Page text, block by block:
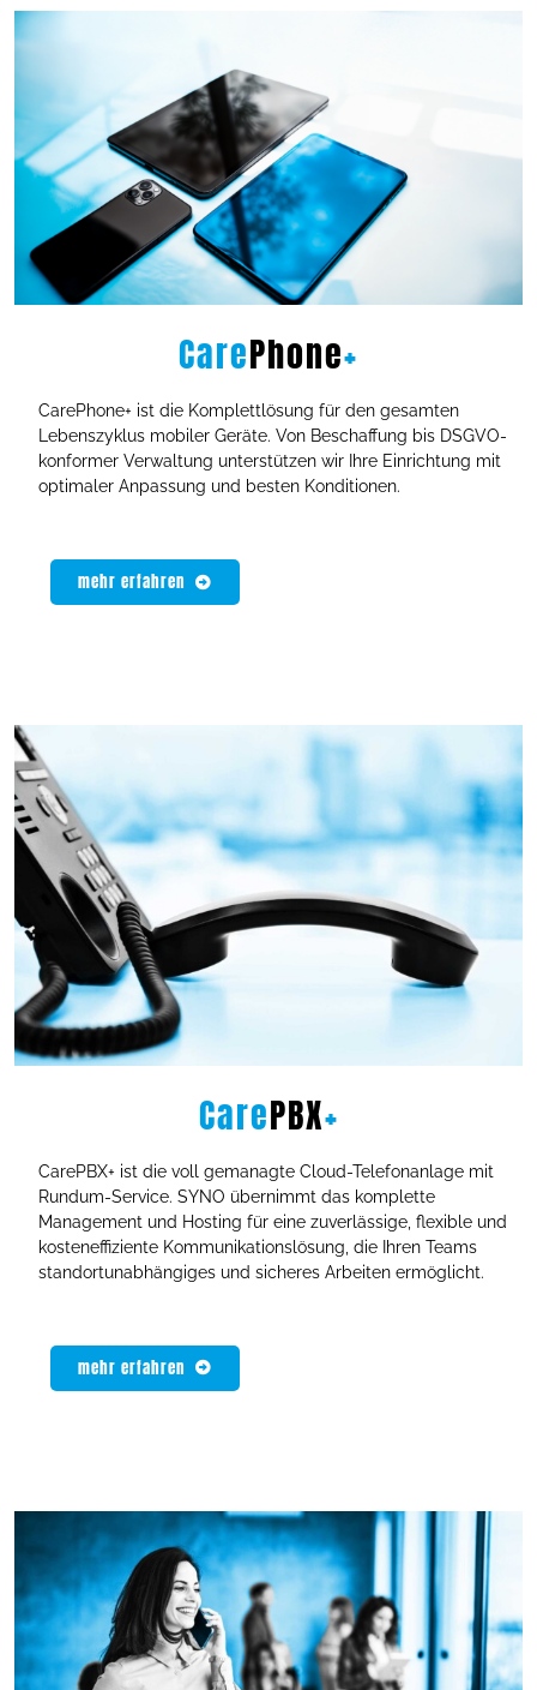
CarePhone+
CarePhone+ ist die Komplettlösung für den gesamten
Lebenszyklus mobiler Geräte. Von Beschaffung bis DSGVO-
konformer Verwaltung unterstützen wir Ihre Einrichtung mit
optimaler Anpassung und besten Konditionen.
mehr erfahren
CarePBX+
CarePBX+ ist die voll gemanagte Cloud-Telefonanlage mit
Rundum-Service. SYNO übernimmt das komplette
Management und Hosting für eine zuverlässige, flexible und
kosteneffiziente Kommunikationslösung, die Ihren Teams
standortunabhängiges und sicheres Arbeiten ermöglicht.
mehr erfahren